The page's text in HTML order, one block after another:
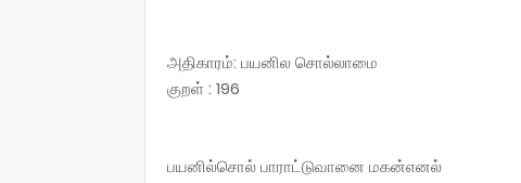
அதிகாரம்: பயனில சொல்லாமை
குறள் : 196
பயனில்சொல் பாராட்டுவானை மகன்எனல்